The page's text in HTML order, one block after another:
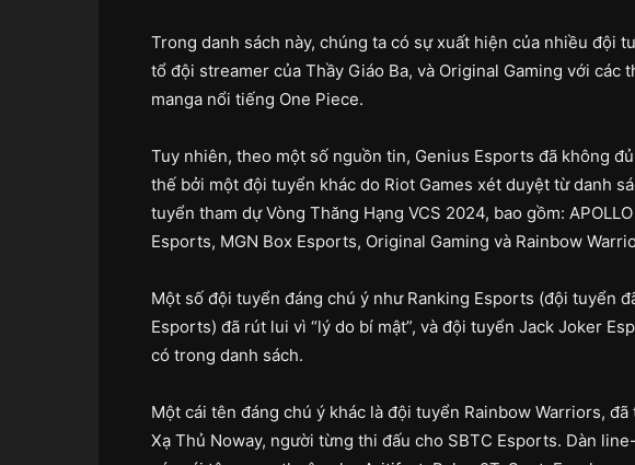
Trong danh sách này, chúng ta có sự xuất hiện của nhiều đội
tổ đội streamer của Thầy Giáo Ba, và Original Gaming với các
manga nổi tiếng One Piece.
Tuy nhiên, theo một số nguồn tin, Genius Esports đã không
thế bởi một đội tuyển khác do Riot Games xét duyệt từ danh
tuyển tham dự Vòng Thăng Hạng VCS 2024, bao gồm:
Esports, MGN Box Esports, Original Gaming và Rainbow
Một số đội tuyển đáng chú ý như Ranking Esports (đội tuyển
Esports) đã rút lui vì “lý do bí mật”, và đội tuyển Jack Joker
có trong danh sách.
Một cái tên đáng chú ý khác là đội tuyển Rainbow Warriors,
Xạ Thủ Noway, người từng thi đấu cho SBTC Esports. Dàn